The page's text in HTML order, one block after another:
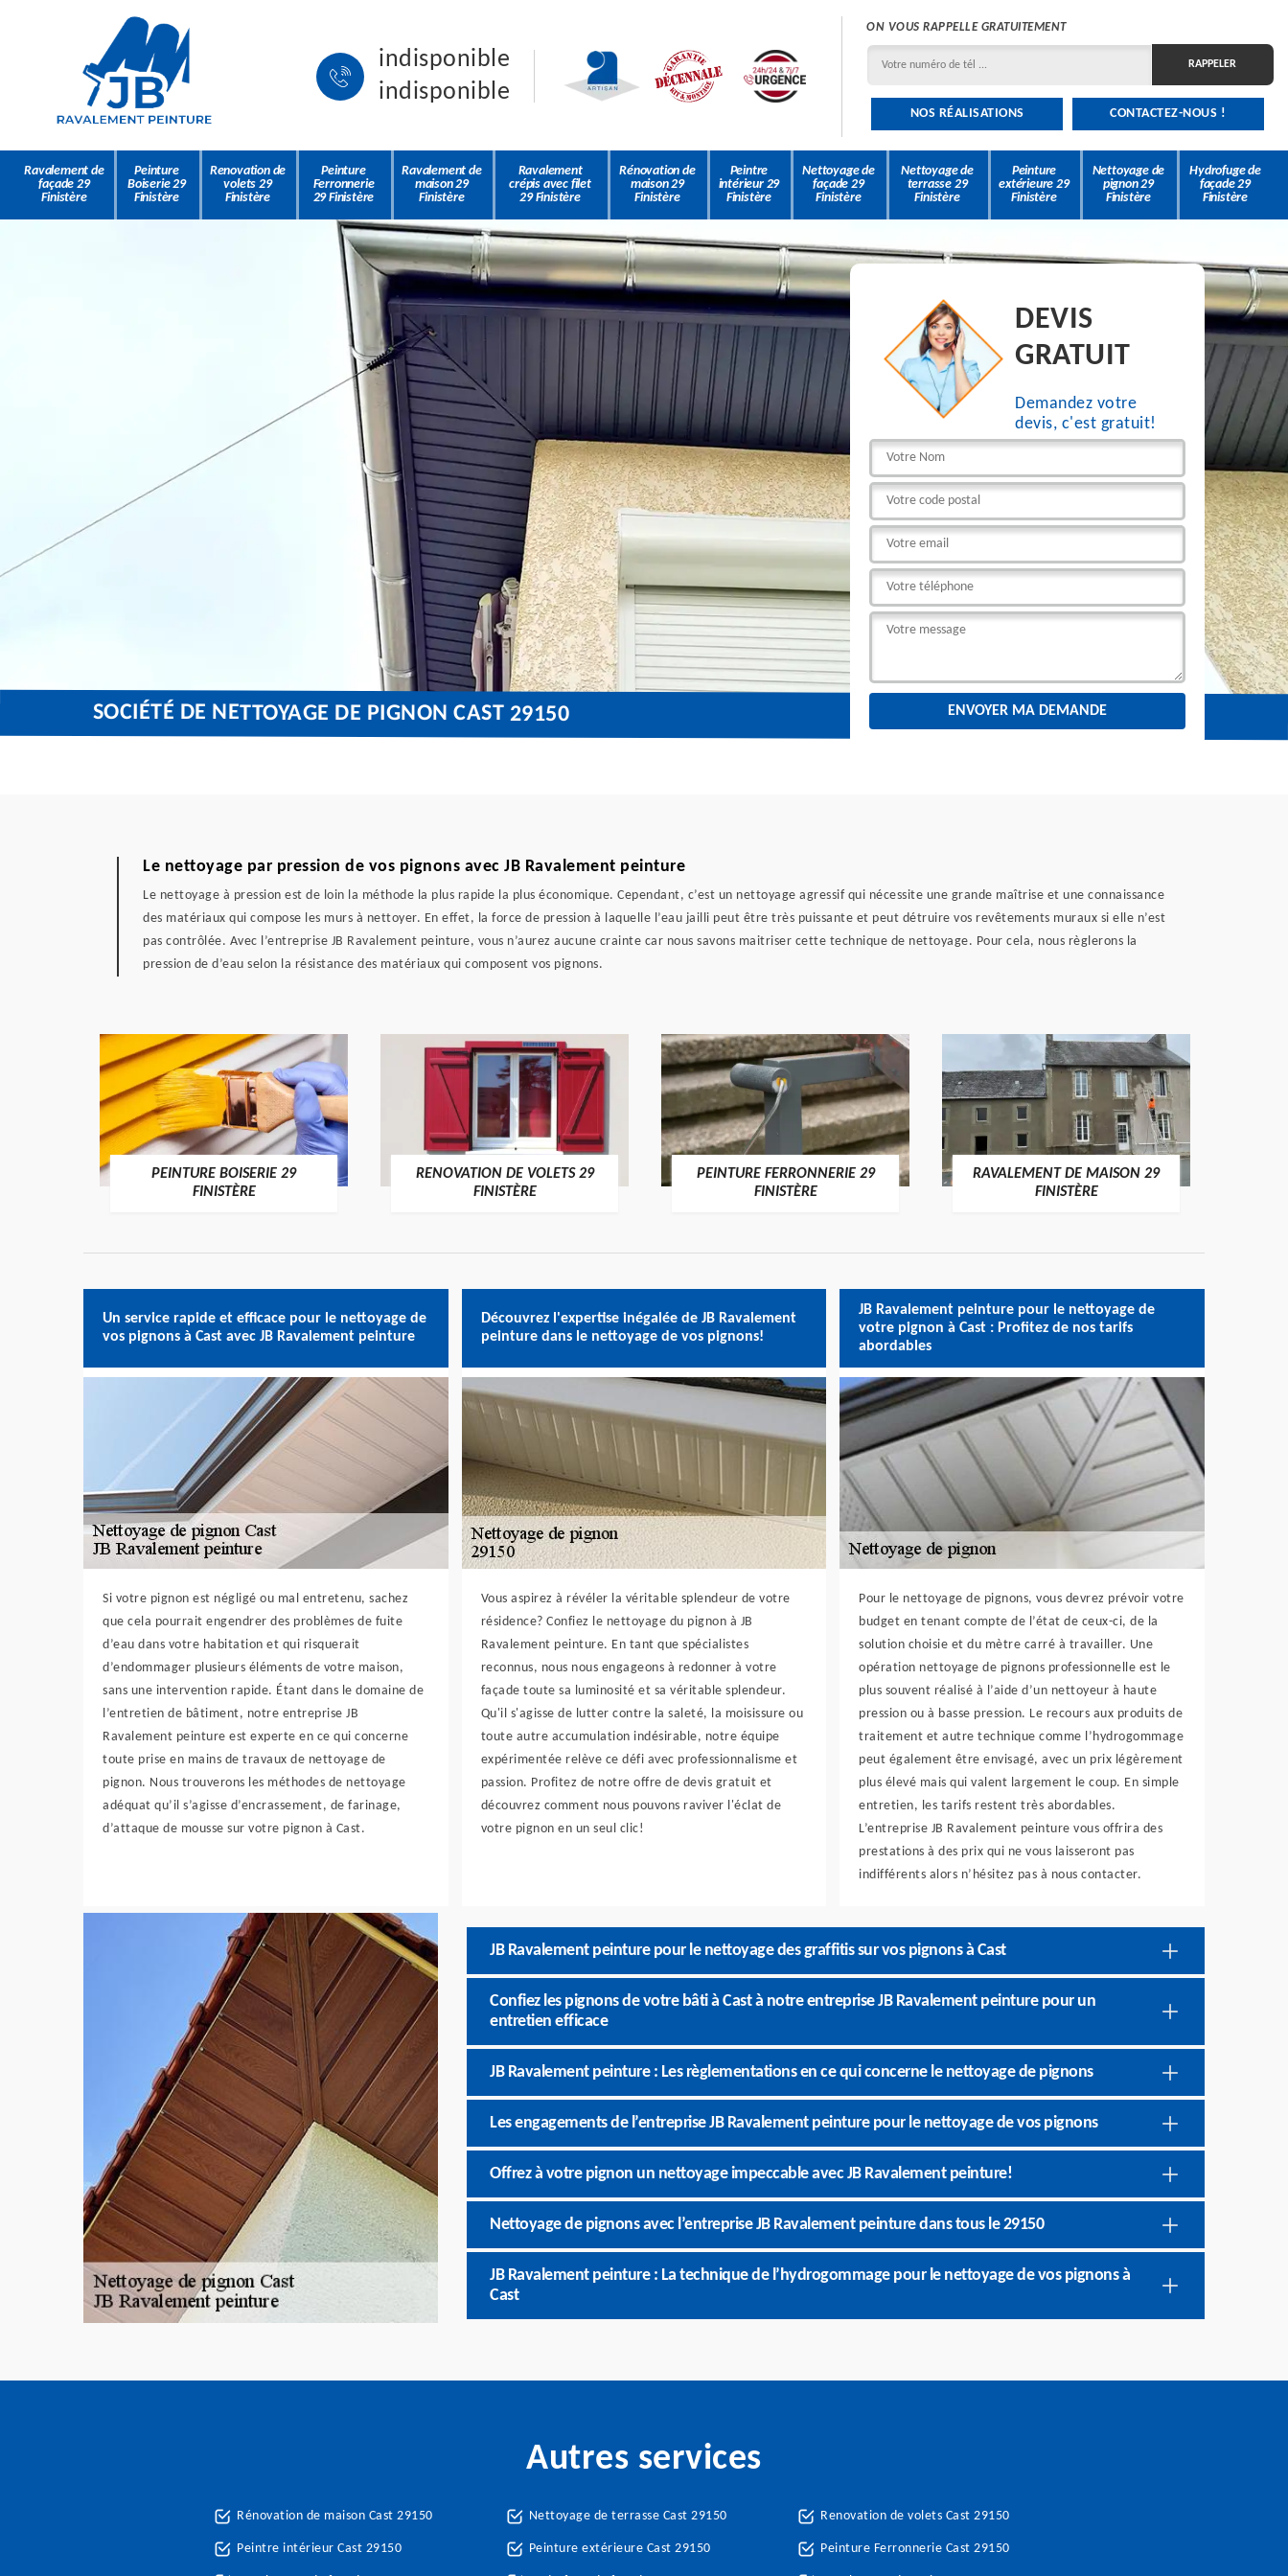
indisponible
indisponible
ON VOUS RAPPELLE GRATUITEMENT
NOS RÉALISATIONS CONTACTEZ-NOUS !
Ravalement de
façade 29
Finistère
Peinture
Boiserie 29
Finistère
Renovation de
volets 29
Finistère
Peinture
Ferronnerie
29 Finistère
Ravalement de
maison 29
Finistère
Ravalement
crépis avec filet
29 Finistère
Rénovation de
maison 29
Finistère
Peintre
intérieur 29
Finistère
Nettoyage de
façade 29
Finistère
Nettoyage de
terrasse 29
Finistère
Peinture
extérieure 29
Finistère
Nettoyage de
pignon 29
Finistère
Hydrofuge de
façade 29
Finistère
DEVIS
GRATUIT
Demandez votre
devis, c'est gratuit!
SOCIÉTÉ DE NETTOYAGE DE PIGNON CAST 29150
Le nettoyage par pression de vos pignons avec JB Ravalement peinture
Le nettoyage à pression est de loin la méthode la plus rapide la plus économique. Cependant, c’est un nettoyage agressif qui nécessite une grande maîtrise et une connaissance
des matériaux qui compose les murs à nettoyer. En effet, la force de pression à laquelle l’eau jailli peut être très puissante et peut détruire vos revêtements muraux si elle n’est
pas contrôlée. Avec l’entreprise JB Ravalement peinture, vous n’aurez aucune crainte car nous savons maitriser cette technique de nettoyage. Pour cela, nous règlerons la
pression de d’eau selon la résistance des matériaux qui composent vos pignons.
PEINTURE BOISERIE 29
FINISTÈRE
RENOVATION DE VOLETS 29
FINISTÈRE
PEINTURE FERRONNERIE 29
FINISTÈRE
RAVALEMENT DE MAISON 29
FINISTÈRE
Un service rapide et efficace pour le nettoyage de
vos pignons à Cast avec JB Ravalement peinture
Si votre pignon est négligé ou mal entretenu, sachez
que cela pourrait engendrer des problèmes de fuite
d’eau dans votre habitation et qui risquerait
d’endommager plusieurs éléments de votre maison,
sans une intervention rapide. Étant dans le domaine de
l’entretien de bâtiment, notre entreprise JB
Ravalement peinture est experte en ce qui concerne
toute prise en mains de travaux de nettoyage de
pignon. Nous trouverons les méthodes de nettoyage
adéquat qu’il s’agisse d’encrassement, de farinage,
d’attaque de mousse sur votre pignon à Cast.
Découvrez l'expertise inégalée de JB Ravalement
peinture dans le nettoyage de vos pignons!
Vous aspirez à révéler la véritable splendeur de votre
résidence? Confiez le nettoyage du pignon à JB
Ravalement peinture. En tant que spécialistes
reconnus, nous nous engageons à redonner à votre
façade toute sa luminosité et sa véritable splendeur.
Qu'il s'agisse de lutter contre la saleté, la moisissure ou
toute autre accumulation indésirable, notre équipe
expérimentée relève ce défi avec professionnalisme et
passion. Profitez de notre offre de devis gratuit et
découvrez comment nous pouvons raviver l'éclat de
votre pignon en un seul clic!
JB Ravalement peinture pour le nettoyage de
votre pignon à Cast : Profitez de nos tarifs
abordables
Pour le nettoyage de pignons, vous devrez prévoir votre
budget en tenant compte de l’état de ceux-ci, de la
solution choisie et du mètre carré à travailler. Une
opération nettoyage de pignons professionnelle est le
plus souvent réalisé à l’aide d’un nettoyeur à haute
pression ou à basse pression. Le recours aux produits de
traitement et autre technique comme l’hydrogommage
peut également être envisagé, avec un prix légèrement
plus élevé mais qui valent largement le coup. En simple
entretien, les tarifs restent très abordables.
L’entreprise JB Ravalement peinture vous offrira des
prestations à des prix qui ne vous laisseront pas
indifférents alors n’hésitez pas à nous contacter.
JB Ravalement peinture pour le nettoyage des graffitis sur vos pignons à Cast
Confiez les pignons de votre bâti à Cast à notre entreprise JB Ravalement peinture pour un
entretien efficace
JB Ravalement peinture : Les règlementations en ce qui concerne le nettoyage de pignons
Les engagements de l’entreprise JB Ravalement peinture pour le nettoyage de vos pignons
Offrez à votre pignon un nettoyage impeccable avec JB Ravalement peinture!
Nettoyage de pignons avec l’entreprise JB Ravalement peinture dans tous le 29150
JB Ravalement peinture : La technique de l’hydrogommage pour le nettoyage de vos pignons à
Cast
Autres services
Rénovation de maison Cast 29150
Peintre intérieur Cast 29150
Nettoyage de terrasse Cast 29150
Peinture extérieure Cast 29150
Renovation de volets Cast 29150
Peinture Ferronnerie Cast 29150